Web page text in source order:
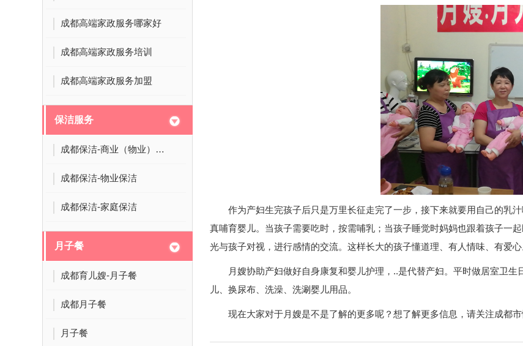
成都高端家政服务哪家好
成都高端家政服务培训
成都高端家政服务加盟
保洁服务
成都保洁-商业（物业）保洁
成都保洁-物业保洁
成都保洁-家庭保洁
月子餐
成都育儿嫂-月子餐
成都月子餐
月子餐
作为产妇生完孩子后只是万里长征走完了一步，接下来就要用自己的乳
真哺育婴儿。当孩子需要吃时，按需哺乳；当孩子睡觉时妈妈也跟着孩子一
光与孩子对视，进行感情的交流。这样长大的孩子懂道理、有人情味、有爱心
月嫂协助产妇做好自身康复和婴儿护理，..是代替产妇。平时做居室卫
儿、换尿布、洗澡、洗涮婴儿用品。
现在大家对于月嫂是不是了解的更多呢？想了解更多信息，请关注成都市